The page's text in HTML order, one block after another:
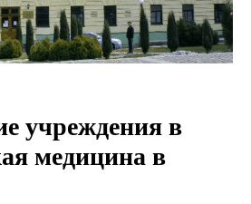
учреждения в
медицина в